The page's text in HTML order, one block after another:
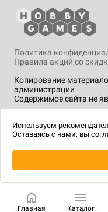
Копирование
администрации
Содержимое сайта не
Политика
Правила акций со
технологии.
Главная Каталог
Используем
Оставаясь с нами, вы